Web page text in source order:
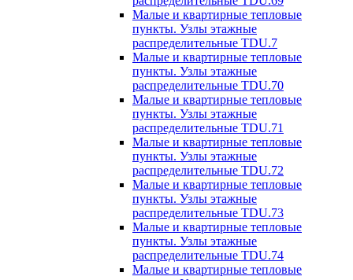
Малые и квартирные тепловые
пункты. Узлы этажные
распределительные TDU.7
Малые и квартирные тепловые
пункты. Узлы этажные
распределительные TDU.70
Малые и квартирные тепловые
пункты. Узлы этажные
распределительные TDU.71
Малые и квартирные тепловые
пункты. Узлы этажные
распределительные TDU.72
Малые и квартирные тепловые
пункты. Узлы этажные
распределительные TDU.73
Малые и квартирные тепловые
пункты. Узлы этажные
распределительные TDU.74
Малые и квартирные тепловые